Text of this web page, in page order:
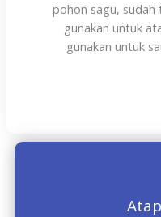
pohon sagu, sudah
gunakan untuk
gunakan untuk